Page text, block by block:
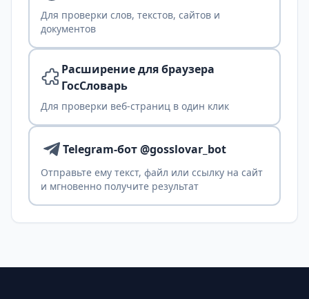
Для проверки слов, текстов, сайтов и
документов
Расширение для браузера
ГосСловарь
Для проверки веб-страниц в один клик
Telegram-бот @gosslovar_bot
Отправьте ему текст, файл или ссылку на сайт
и мгновенно получите результат